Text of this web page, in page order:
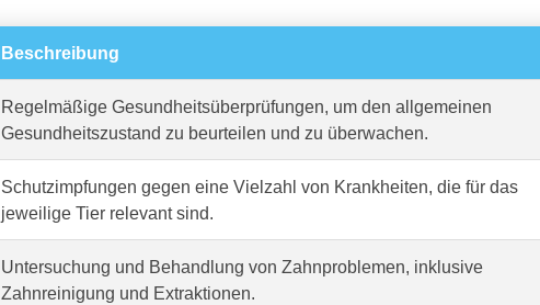
Beschreibung
Regelmäßige Gesundheitsüberprüfungen, um den allgemeinen
Gesundheitszustand zu beurteilen und zu überwachen.
Schutzimpfungen gegen eine Vielzahl von Krankheiten, die für das
jeweilige Tier relevant sind.
Untersuchung und Behandlung von Zahnproblemen, inklusive
Zahnreinigung und Extraktionen.